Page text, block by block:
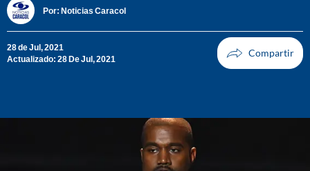
Por: Noticias Caracol
28 de Jul, 2021
Actualizado: 28 De Jul, 2021